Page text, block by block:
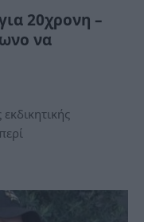
20χρονη –
να